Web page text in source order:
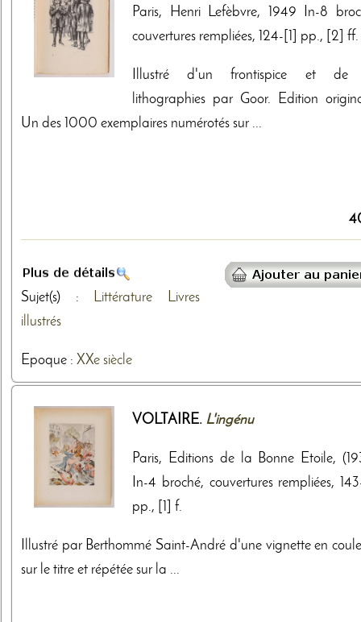
Paris, Henri Lefèbvre, 1949 In-8
couvertures rempliées, 124-[1] pp., [2] ff.
Illustré d'un frontispice et de
lithographies par Goor. Edition
Un des 1000 exemplaires numérotés sur ...
Sujet(s) : Littérature
Livres
illustrés
Epoque : XXe siècle
VOLTAIRE. L'ingénu
Paris, Editions de la Bonne Etoile,
In-4 broché, couvertures rempliées,
pp., [1] f.
Illustré par Berthommé Saint-André d'une vignette en
sur le titre et répétée sur la ...